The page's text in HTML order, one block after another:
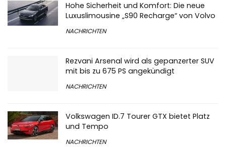
Hohe Sicherheit und Komfort: Die neue
Luxuslimousine „S90 Recharge“ von Volvo
NACHRICHTEN
Rezvani Arsenal wird als gepanzerter SUV
mit bis zu 675 PS angekündigt
NACHRICHTEN
Volkswagen ID.7 Tourer GTX bietet Platz
und Tempo
NACHRICHTEN